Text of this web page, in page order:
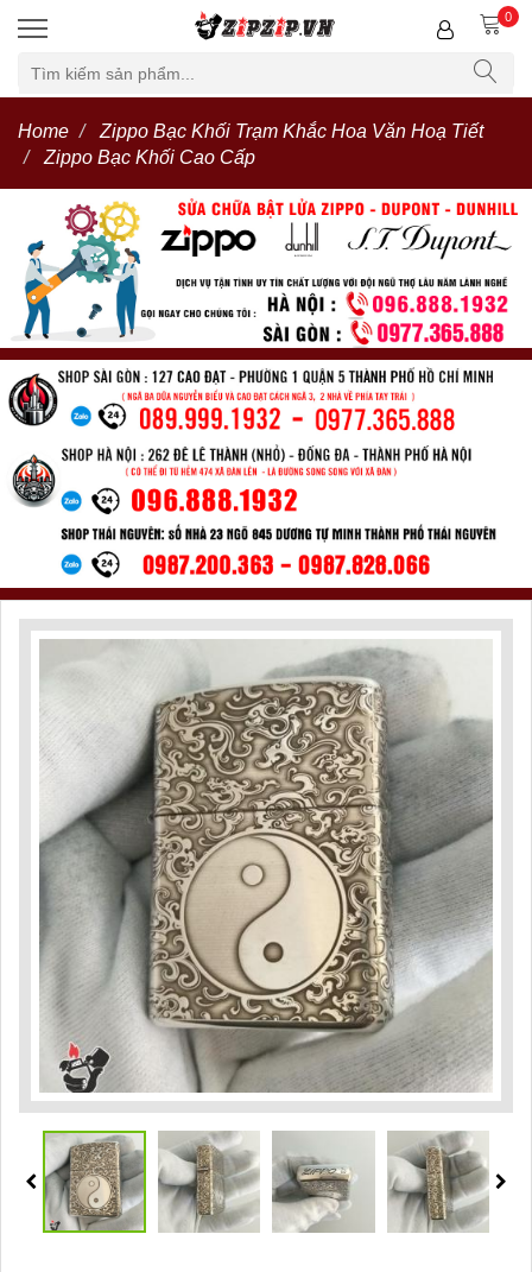
0
Home
Zippo Bạc Khối Trạm Khắc Hoa Văn Hoạ Tiết
Zippo Bạc Khối Cao Cấp